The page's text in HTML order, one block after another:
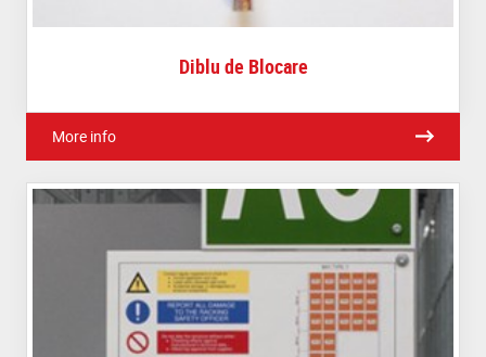
Diblu de Blocare
More info